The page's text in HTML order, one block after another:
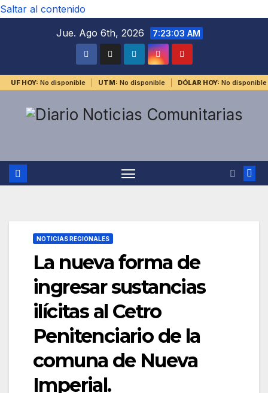
Saltar al contenido
Jue. Ago 6th, 2026
7:23:03 AM
UF HOY: No disponible UTM: No disponible DÓLAR HOY: No disponible
NOTICIAS REGIONALES
La nueva forma de
ingresar sustancias
ilícitas al Cetro
Penitenciario de la
comuna de Nueva
Imperial.